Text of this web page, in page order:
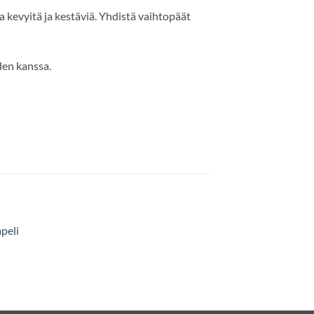
ja kestäviä. Yhdistä vaihtopäät
kanssa.